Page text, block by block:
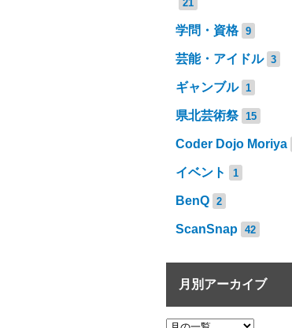
21
学問・資格 9
芸能・アイドル 3
ギャンブル 1
県北芸術祭 15
Coder Dojo Moriya
イベント 1
BenQ 2
ScanSnap 42
月別アーカイブ